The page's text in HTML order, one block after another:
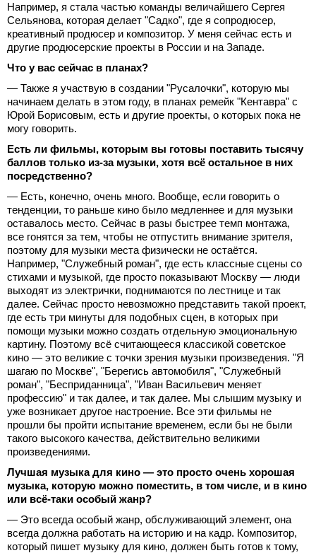
Например, я стала частью команды величайшего Сергея
Сельянова, которая делает "Садко", где я сопродюсер,
креативный продюсер и композитор. У меня сейчас есть и
другие продюсерские проекты в России и на Западе.
Что у вас сейчас в планах?
— Также я участвую в создании "Русалочки", которую мы
начинаем делать в этом году, в планах ремейк "Кентавра" с
Юрой Борисовым, есть и другие проекты, о которых пока не
могу говорить.
Есть ли фильмы, которым вы готовы поставить тысячу
баллов только из-за музыки, хотя всё остальное в них
посредственно?
— Есть, конечно, очень много. Вообще, если говорить о
тенденции, то раньше кино было медленнее и для музыки
оставалось место. Сейчас в разы быстрее темп монтажа,
все гонятся за тем, чтобы не отпустить внимание зрителя,
поэтому для музыки места физически не остаётся.
Например, "Служебный роман", где есть классные сцены со
стихами и музыкой, где просто показывают Москву — люди
выходят из электрички, поднимаются по лестнице и так
далее. Сейчас просто невозможно представить такой проект,
где есть три минуты для подобных сцен, в которых при
помощи музыки можно создать отдельную эмоциональную
картину. Поэтому всё считающееся классикой советское
кино — это великие с точки зрения музыки произведения. "Я
шагаю по Москве", "Берегись автомобиля", "Служебный
роман", "Бесприданница", "Иван Васильевич меняет
профессию" и так далее, и так далее. Мы слышим музыку и
уже возникает другое настроение. Все эти фильмы не
прошли бы пройти испытание временем, если бы не были
такого высокого качества, действительно великими
произведениями.
Лучшая музыка для кино — это просто очень хорошая
музыка, которую можно поместить, в том числе, и в кино
или всё-таки особый жанр?
— Это всегда особый жанр, обслуживающий элемент, она
всегда должна работать на историю и на кадр. Композитор,
который пишет музыку для кино, должен быть готов к тому,